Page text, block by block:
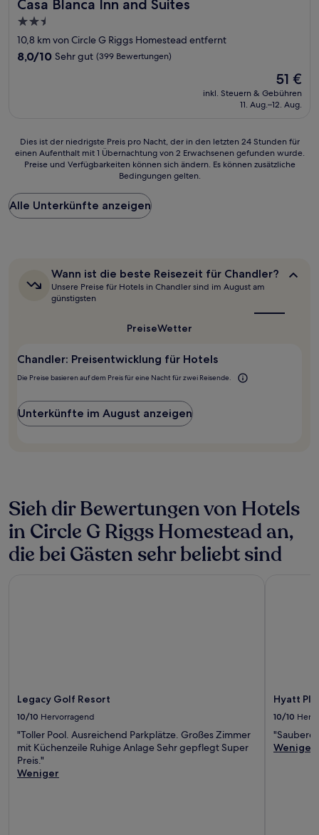
Casa Blanca Inn and Suites
2.5-
Sterne-
Unterkunft
10,8 km von Circle G Riggs Homestead entfernt
8.0
8,0/10 Sehr gut (399 Bewertungen)
Der
Preis
beträgt
51 €
inkl. Steuern & Gebühren
11. Aug.–12. Aug.
Dies
ist
Preis
pro
Nacht,
24 Stunden
von
2 Erwachsenen
wurde.
Preise
und
können
zusätzliche
Bedingungen
gelten.
Dies ist der niedrigste Preis pro Nacht, der in den letzten 24 Stunden für
einen Aufenthalt mit 1 Übernachtung von 2 Erwachsenen gefunden wurde.
Preise und Verfügbarkeiten können sich ändern. Es können zusätzliche
Bedingungen gelten.
Alle Unterkünfte anzeigen
Wann
ist
die
beste
Wann ist die beste Reisezeit für Chandler?
Unsere Preise für Hotels in Chandler sind im August am
günstigsten
PreiseWetter
Chandler: Preisentwicklung für Hotels
Die Preise basieren auf dem Preis für eine Nacht für zwei Reisende.
Unterkünfte im August anzeigen
Sieh dir Bewertungen von Hotels
in Circle G Riggs Homestead an,
die bei Gästen sehr beliebt sind
Legacy Golf Resort
10/10 Hervorragend
"Toller Pool. Ausreichend Parkplätze. Großes Zimmer
mit Küchenzeile Ruhige Anlage Sehr gepflegt Super
Preis."
Weniger
Hyatt
10/10
Weniger